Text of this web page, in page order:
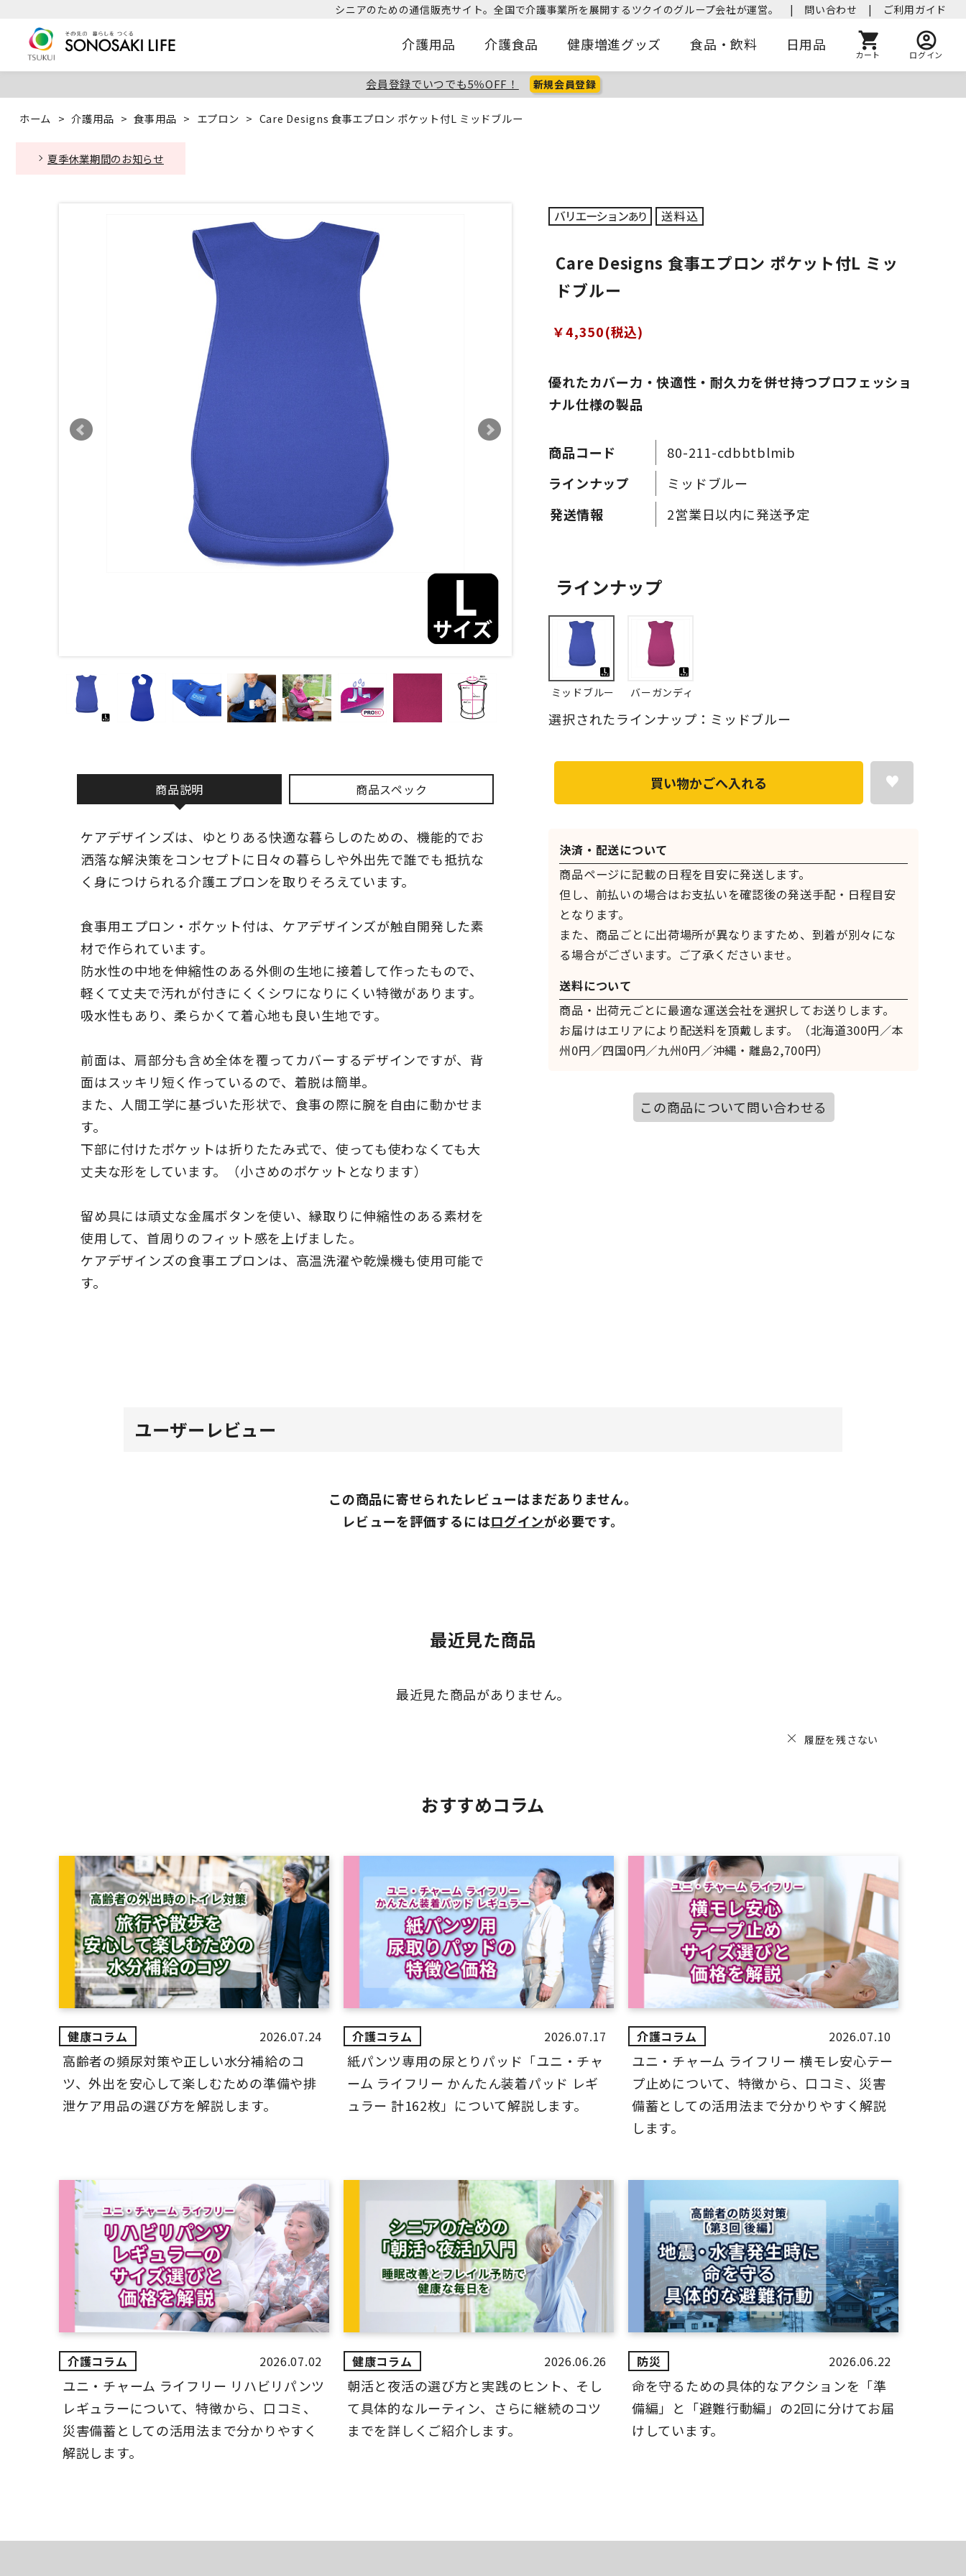
シニアのための通信販売サイト。全国で介護事業所を展開するツクイのグループ会社が運営。 | 問い合わせ | ご利用ガイド
介護用品 介護食品 健康増進グッズ 食品・飲料 日用品
カート ログイン
会員登録でいつでも5％OFF！ 新規会員登録
ホーム > 介護用品 > 食事用品 > エプロン > Care Designs 食事エプロン ポケット付L ミッドブルー
夏季休業期間のお知らせ
商品説明 商品スペック
ケアデザインズは、ゆとりある快適な暮らしのための、機能的でお
洒落な解決策をコンセプトに日々の暮らしや外出先で誰でも抵抗な
く身につけられる介護エプロンを取りそろえています。
食事用エプロン・ポケット付は、ケアデザインズが触自開発した素
材で作られています。
防水性の中地を伸縮性のある外側の生地に接着して作ったもので、
軽くて丈夫で汚れが付きにくくシワになりにくい特徴があります。
吸水性もあり、柔らかくて着心地も良い生地です。
前面は、肩部分も含め全体を覆ってカバーするデザインですが、背
面はスッキリ短く作っているので、着脱は簡単。
また、人間工学に基づいた形状で、食事の際に腕を自由に動かせま
す。
下部に付けたポケットは折りたたみ式で、使っても使わなくても大
丈夫な形をしています。（小さめのポケットとなります）
留め具には頑丈な金属ボタンを使い、縁取りに伸縮性のある素材を
使用して、首周りのフィット感を上げました。
ケアデザインズの食事エプロンは、高温洗濯や乾燥機も使用可能で
す。
優れたカバー力・快適性・耐久力を併せ持つプロフェッショ
ナル仕様の製品
Care Designs 食事エプロン ポケット付L ミッ
ドブルー
￥4,350(税込)
商品コード
80-211-cdbbtblmib
ラインナップ
ミッドブルー
2営業日以内に発送予定
ラインナップ
ミッドブルー バーガンディ
選択されたラインナップ：ミッドブルー
決済・配送について
商品ページに記載の日程を目安に発送します。
但し、前払いの場合はお支払いを確認後の発送手配・日程目安
となります。
また、商品ごとに出荷場所が異なりますため、到着が別々にな
る場合がございます。ご了承くださいませ。
送料について
商品・出荷元ごとに最適な運送会社を選択してお送りします。
お届けはエリアにより配送料を頂戴します。（北海道300円／本
州0円／四国0円／九州0円／沖縄・離島2,700円）
買い物かごへ入れる
この商品について問い合わせる
ユーザーレビュー
この商品に寄せられたレビューはまだありません。
レビューを評価するにはログインが必要です。
最近見た商品
最近見た商品がありません。
履歴を残さない
おすすめコラム
2026.07.24
高齢者の頻尿対策や正しい水分補給のコ
ツ、外出を安心して楽しむための準備や排
泄ケア用品の選び方を解説します。
2026.07.17
紙パンツ専用の尿とりパッド「ユニ・チャ
ーム ライフリー かんたん装着パッド レギ
ュラー 計162枚」について解説します。
2026.07.10
ユニ・チャーム ライフリー 横モレ安心テー
プ止めについて、特徴から、口コミ、災害
備蓄としての活用法まで分かりやすく解説
します。
2026.07.02
ユニ・チャーム ライフリー リハビリパンツ
レギュラーについて、特徴から、口コミ、
災害備蓄としての活用法まで分かりやすく
解説します。
2026.06.26
朝活と夜活の選び方と実践のヒント、そし
て具体的なルーティン、さらに継続のコツ
までを詳しくご紹介します。
2026.06.22
命を守るための具体的なアクションを「準
備編」と「避難行動編」の2回に分けてお届
けしています。